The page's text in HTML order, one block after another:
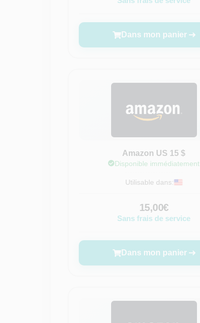
Dans mon panier
Amazon US 15 $
Disponible immédiatement
Utilisable dans:
15,00€
Sans frais de service
Dans mon panier